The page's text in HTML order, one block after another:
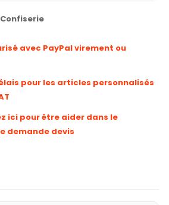
avec PayPal virement ou
pour les articles personnalisés
ici pour être aider dans le
demande devis